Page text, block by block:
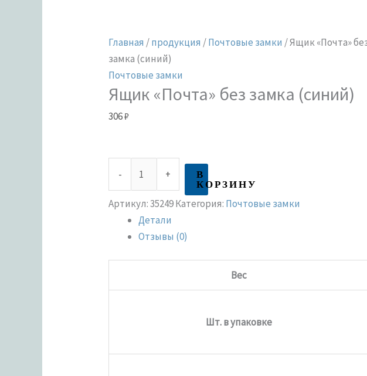
Главная /продукция /Почтовые замки / Ящик «Почта»
замка (синий)
Почтовые замки
Ящик «Почта» без замка (синий)
306₽
- + В
КОРЗИНУ
Артикул:35249Категория: Почтовые замки
Детали
Отзывы (0)
Вес
Шт. в упаковке